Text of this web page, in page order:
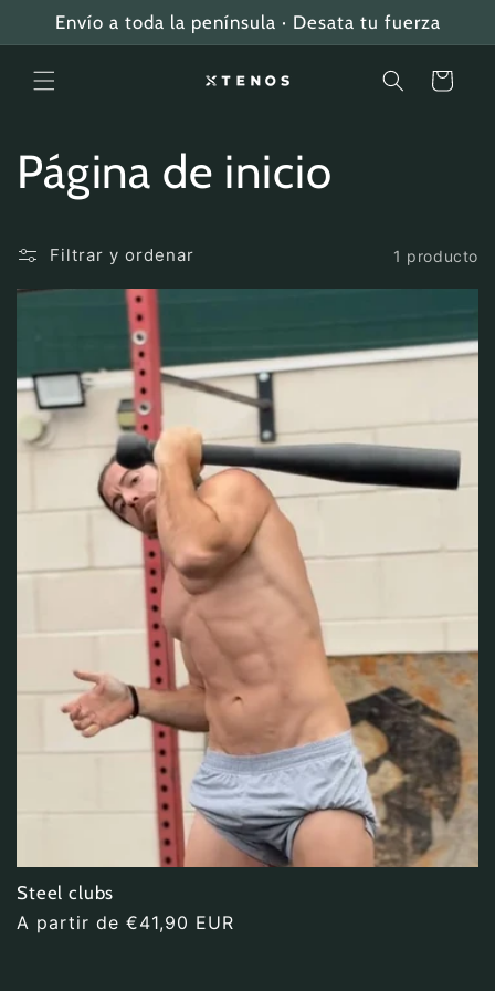
directamente
al contenido
Envío a toda la península · Desata tu fuerza
Carrito
C
l
c
c
i
ó
n
:
Página de inicio
Filtrar y ordenar 1 producto
Steel clubs
Precio
A partir de €41,90 EUR